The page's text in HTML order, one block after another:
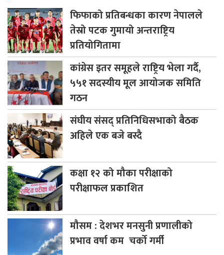
फिफाकोप्रतिबन्धका कारण नेपालले
तेस्रो पटक गुमायो अन्तराष्ट्रिय
प्रतियोगितामा
कांग्रेसइतर समूहले राष्ट्रिय भेला गर्दै,
५५१ सदस्यीय मूल आयोजक समिति
गठन
संघीयसंसद् प्रतिनिधिसभाको बैठक
अहिले एक बजे बस्दै
कक्षा१२ को मौका परीक्षाको
परीक्षाफल प्रकाशित
मौसम: देशभर मनसुनी प्रणालीको
प्रभाव वर्षा कम चर्को गर्मी